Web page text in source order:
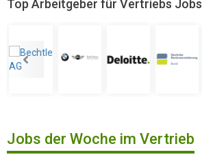
Top Arbeitgeber für Vertriebs Jobs
Jobs der Woche im Vertrieb